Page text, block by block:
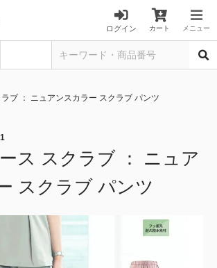
ログイン カート メニュー
ブ ： ニュアンスカラー スクラブ パンツ
ス スクラブ ： ニュア
スクラブ パンツ